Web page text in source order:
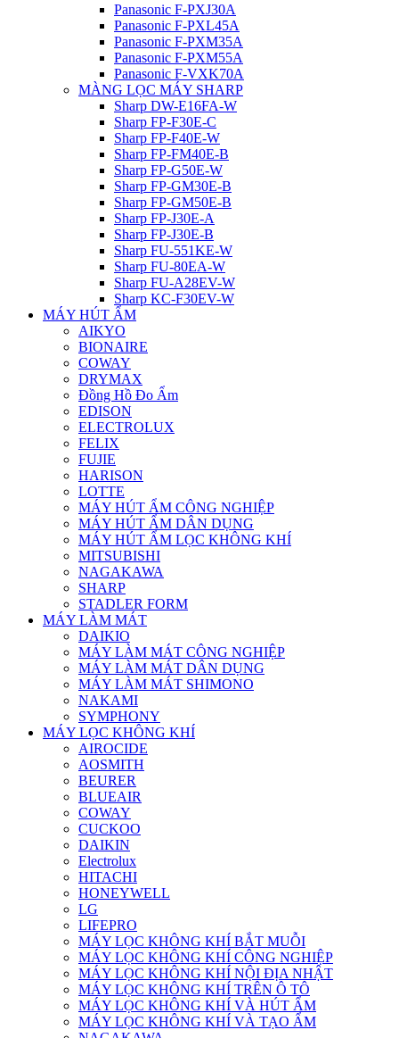
Panasonic F-PXJ30A
Panasonic F-PXL45A
Panasonic F-PXM35A
Panasonic F-PXM55A
Panasonic F-VXK70A
MÀNG LỌC MÁY SHARP
Sharp DW-E16FA-W
Sharp FP-F30E-C
Sharp FP-F40E-W
Sharp FP-FM40E-B
Sharp FP-G50E-W
Sharp FP-GM30E-B
Sharp FP-GM50E-B
Sharp FP-J30E-A
Sharp FP-J30E-B
Sharp FU-551KE-W
Sharp FU-80EA-W
Sharp FU-A28EV-W
Sharp KC-F30EV-W
MÁY HÚT ẨM
AIKYO
BIONAIRE
COWAY
DRYMAX
Đồng Hồ Đo Ẩm
EDISON
ELECTROLUX
FELIX
FUJIE
HARISON
LOTTE
MÁY HÚT ẨM CÔNG NGHIỆP
MÁY HÚT ẨM DÂN DỤNG
MÁY HÚT ẨM LỌC KHÔNG KHÍ
MITSUBISHI
NAGAKAWA
SHARP
STADLER FORM
MÁY LÀM MÁT
DAIKIO
MÁY LÀM MÁT CÔNG NGHIỆP
MÁY LÀM MÁT DÂN DỤNG
MÁY LÀM MÁT SHIMONO
NAKAMI
SYMPHONY
MÁY LỌC KHÔNG KHÍ
AIROCIDE
AOSMITH
BEURER
BLUEAIR
COWAY
CUCKOO
DAIKIN
Electrolux
HITACHI
HONEYWELL
LG
LIFEPRO
MÁY LỌC KHÔNG KHÍ BẮT MUỖI
MÁY LỌC KHÔNG KHÍ CÔNG NGHIỆP
MÁY LỌC KHÔNG KHÍ NỘI ĐỊA NHẬT
MÁY LỌC KHÔNG KHÍ TRÊN Ô TÔ
MÁY LỌC KHÔNG KHÍ VÀ HÚT ẨM
MÁY LỌC KHÔNG KHÍ VÀ TẠO ẨM